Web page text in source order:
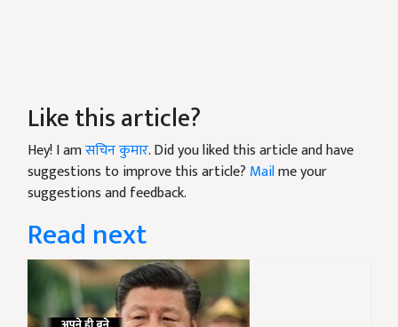
Like this article?
Hey! I amसचिन कुमार. Did you liked this article and have
suggestions to improve this article? Mailme your
suggestions and feedback.
Read next